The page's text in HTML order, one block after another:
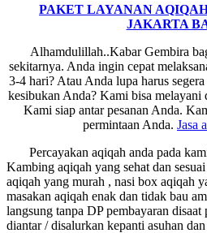
PAKET LAYANAN
JAKARTA
Alhamdulillah..Kabar Gembira
sekitarnya. Anda ingin cepat
3-4 hari? Atau Anda lupa harus
kesibukan Anda? Kami bisa melayani
Kami siap antar pesanan Anda.
permintaan Anda. Jasa
Percayakan aqiqah anda pada
Kambing aqiqah yang sehat dan
aqiqah yang murah , nasi box aqiqah
masakan aqiqah enak dan tidak bau
langsung tanpa DP pembayaran disaat
diantar / disalurkan kepanti asuhan